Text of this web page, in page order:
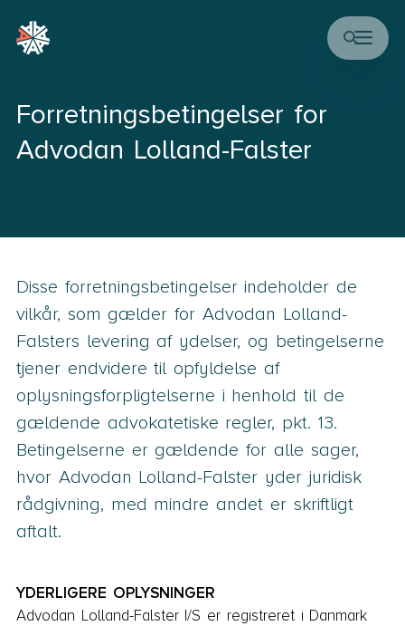
Forretningsbetingelser for
Advodan Lolland-Falster
Disse forretningsbetingelser indeholder de
vilkår, som gælder for Advodan Lolland-
Falsters levering af ydelser, og betingelserne
tjener endvidere til opfyldelse af
oplysningsforpligtelserne i henhold til de
gældende advokatetiske regler, pkt. 13.
Betingelserne er gældende for alle sager,
hvor Advodan Lolland-Falster yder juridisk
rådgivning, med mindre andet er skriftligt
aftalt.
YDERLIGERE OPLYSNINGER
Advodan Lolland-Falster I/S er registreret i Danmark